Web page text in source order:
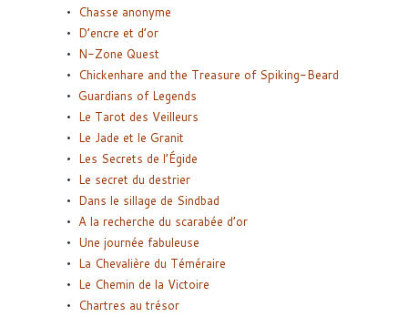
Chasse anonyme
D’encre et d’or
N-Zone Quest
Chickenhare and the Treasure of Spiking-Beard
Guardians of Legends
Le Tarot des Veilleurs
Le Jade et le Granit
Les Secrets de l’Égide
Le secret du destrier
Dans le sillage de Sindbad
A la recherche du scarabée d’or
Une journée fabuleuse
La Chevalière du Téméraire
Le Chemin de la Victoire
Chartres au trésor